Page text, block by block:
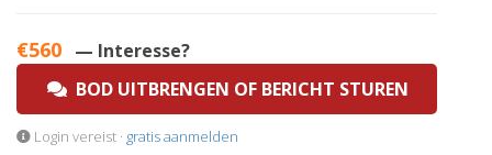
€560 — Interesse?
BOD UITBRENGEN OF BERICHT STUREN
Login vereist · gratis aanmelden